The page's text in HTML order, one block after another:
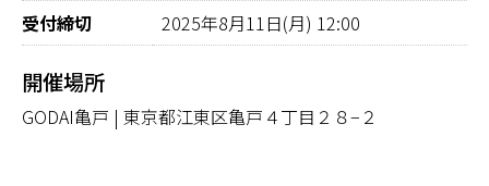
受付締切
2025年8月11日(月) 12:00
開催場所
GODAI亀戸 | 東京都江東区亀戸４丁目２８−２